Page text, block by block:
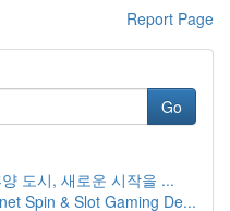
Report Page
Go
도시, 새로운 시작을 ...
Spin & Slot Gaming De...